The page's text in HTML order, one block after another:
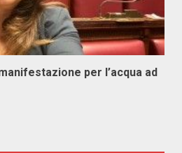
per l’acqua ad